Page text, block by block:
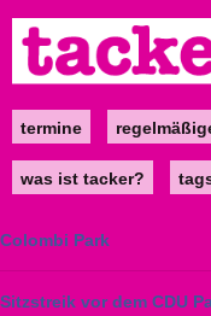
zum
Inhalt
Maintermine
was ist tacker?
Colombi Park
Sitzstreik vor dem CDU